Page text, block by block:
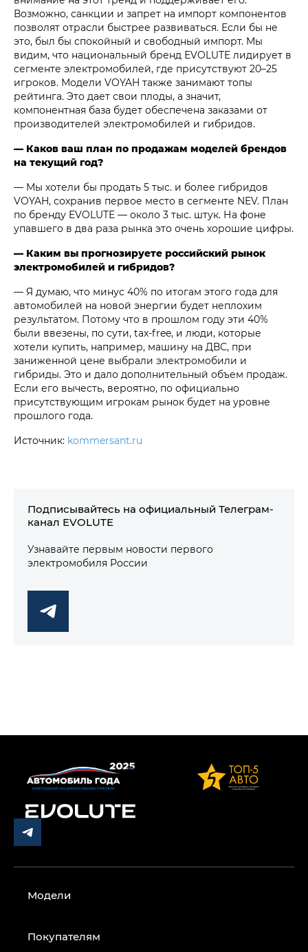
Возможно, санкции и запрет на импорт компонентов
позволят отрасли быстрее развиваться. Если бы не
это, был бы спокойный и свободный импорт. Мы
видим, что национальный бренд EVOLUTE лидирует в
сегменте электромобилей, где присутствуют 20–25
игроков. Модели VOYAH также занимают топы
рейтинга. Это дает свои плоды, а значит,
компонентная база будет обеспечена заказами от
производителей электромобилей и гибридов.
— Каков ваш план по продажам моделей брендов
на текущий год?
— Мы хотели бы продать 5 тыс. и более гибридов
VOYAH, сохранив первое место в сегменте NEV. План
по бренду EVOLUTE — около 3 тыс. штук. На фоне
упавшего в два раза рынка это очень хорошие цифры.
— Каким вы прогнозируете российский рынок
электромобилей и гибридов?
— Я думаю, что минус 40% по итогам этого года для
автомобилей на новой энергии будет неплохим
результатом. Потому что в прошлом году эти 40%
были ввезены, по сути, tax-free, и люди, которые
хотели купить, например, машину на ДВС, при
заниженной цене выбрали электромобили и
гибриды. Это и дало дополнительный объем продаж.
Если его вычесть, вероятно, по официально
присутствующим игрокам рынок будет на уровне
прошлого года.
Источник: kommersant.ru
Подписывайтесь на официальный Телеграм-
канал EVOLUTE
Узнавайте первым новости первого
электромобиля России
Модели
Покупателям